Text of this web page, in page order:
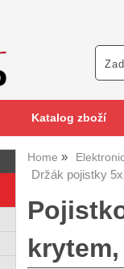
Katalog zboží
Home
Držák pojistky